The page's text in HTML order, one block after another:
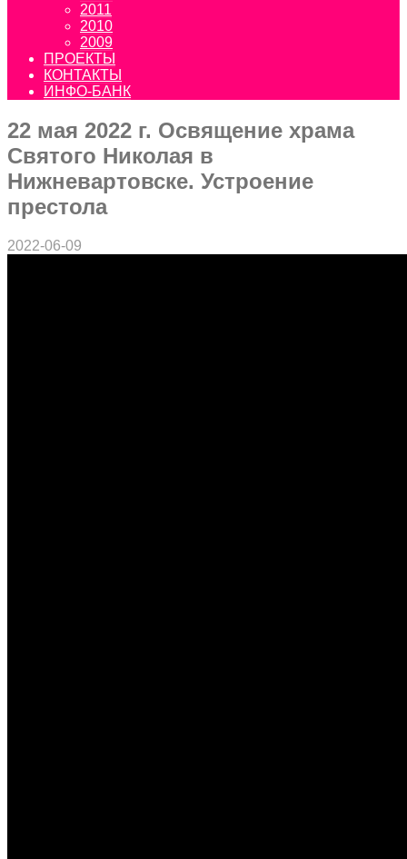
2011
2010
2009
ПРОЕКТЫ
КОНТАКТЫ
ИНФО-БАНК
22 мая 2022 г. Освящение храма
Святого Николая в
Нижневартовске. Устроение
престола
2022-06-09